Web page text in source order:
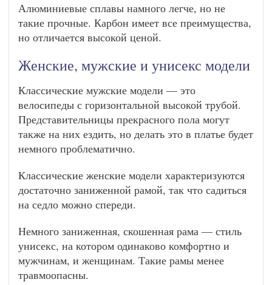
Алюминиевые сплавы намного легче, но не
такие прочные. Карбон имеет все преимущества,
но отличается высокой ценой.
Женские, мужские и унисекс модели
Классические мужские модели — это
велосипеды с горизонтальной высокой трубой.
Представительницы прекрасного пола могут
также на них ездить, но делать это в платье будет
немного проблематично.
Классические женские модели характеризуются
достаточно заниженной рамой, так что садиться
на седло можно спереди.
Немного заниженная, скошенная рама — стиль
унисекс, на котором одинаково комфортно и
мужчинам, и женщинам. Такие рамы менее
травмоопасны.